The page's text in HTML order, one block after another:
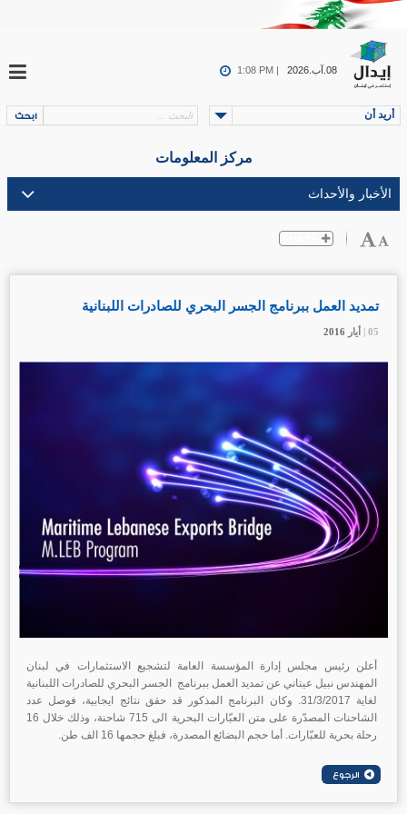
08.آب.2026 1:08 PM |
أريد أن
مركز المعلومات
05 | أيار
تمديد العمل ببرنامج الجسر البحري للصادرات اللبنانية
05 | أيار 05 | أيار
أعلن رئيس مجلس إدارة المؤسسة العامة لتشجيع الاستثمارات في لبنان
المهندس نبيل عيتاني عن تمديد العمل ببرنامج الجسر البحري للصادرات اللبنانية
لغاية 31/3/2017. وكان البرنامج المذكور قد حقق نتائج ايجابية، فوصل عدد
الشاحنات المصدّرة على متن العبّارات البحرية الى 715 شاحنة، وذلك خلال 16
رحلة بحرية للعبّارات. أما حجم البضائع المصدرة، فبلغ حجمها 16 الف طن.